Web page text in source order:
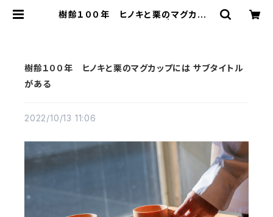
樹齢１００年 ヒノキと栗のマグカップ
樹齢１００年 ヒノキと栗のマグカップには サブタイトル
がある
2022/10/13 11:06